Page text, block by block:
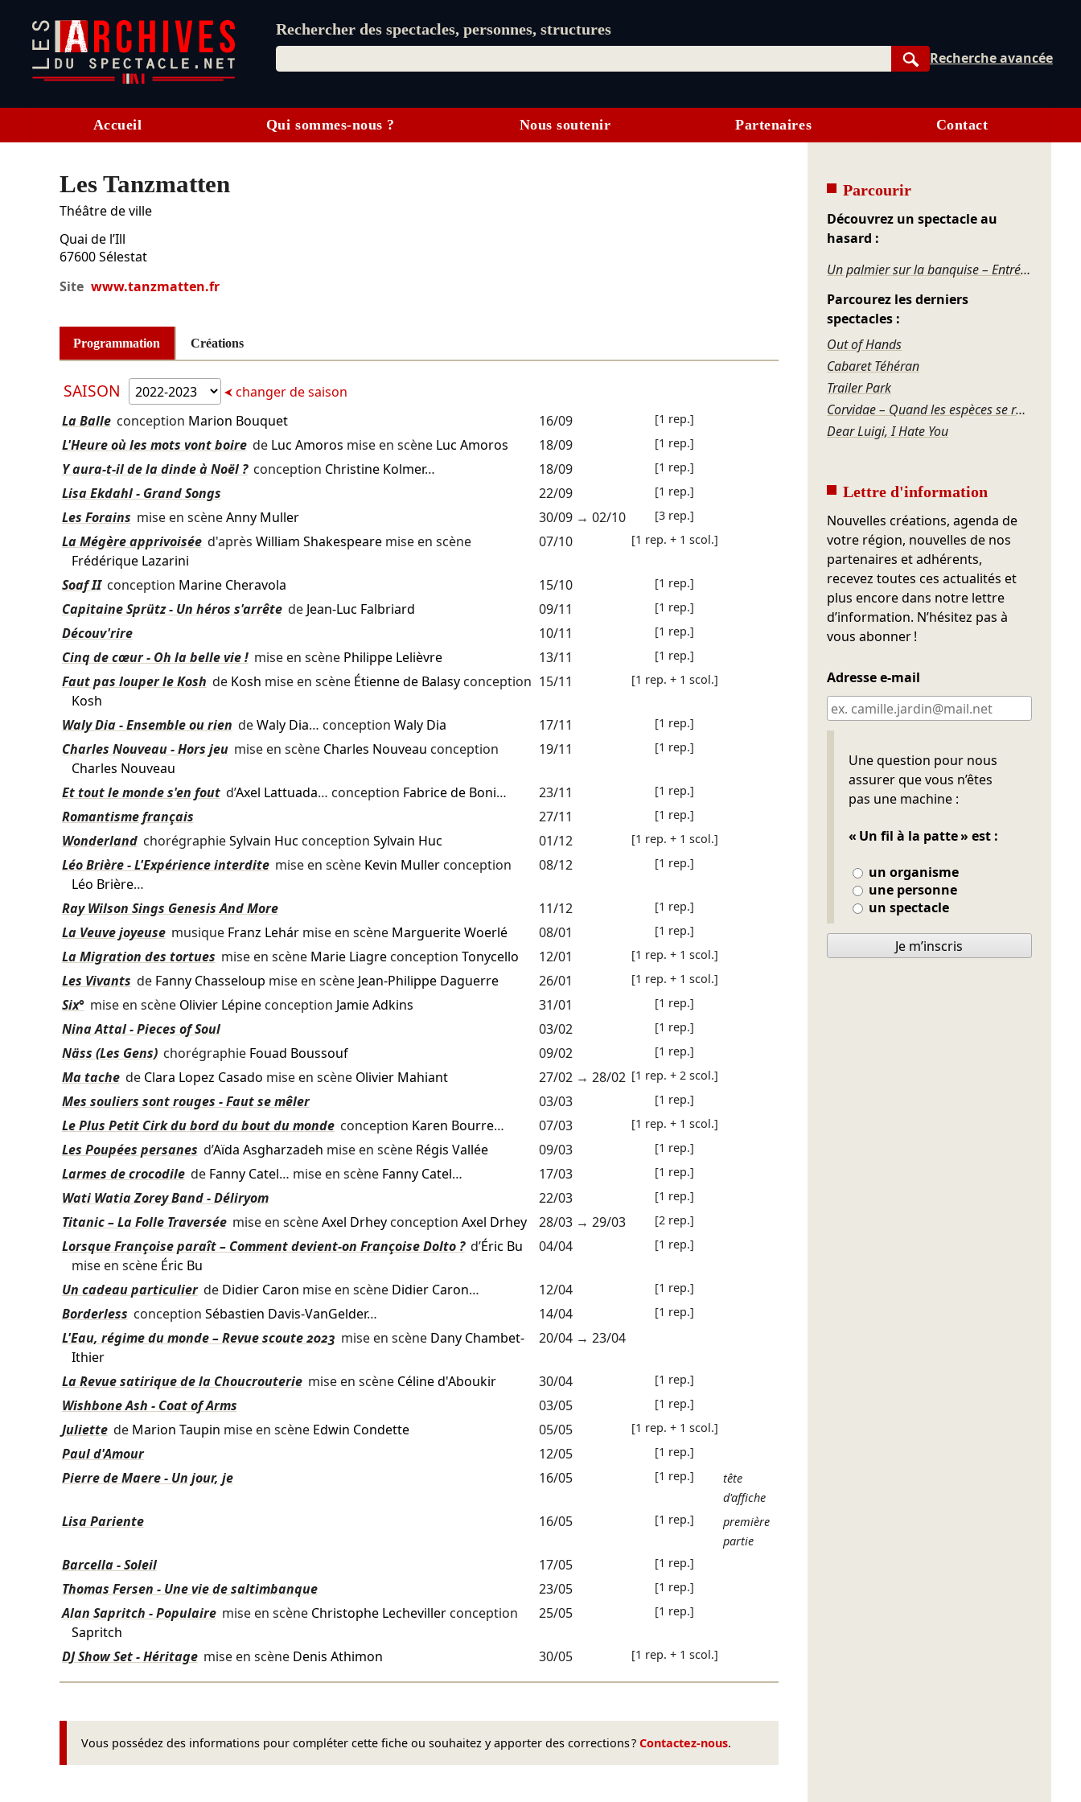
Rechercher des spectacles, personnes, structures
Rechercher
Recherche avancée
Accueil Qui sommes-nous ? Nous soutenir Partenaires Contact
Les Tanzmatten
Théâtre de ville
Quai de l’Ill
67600 Sélestat
Site www.tanzmatten.fr
Programmation Créations
SAISON
changer de saison
La Balle conception Marion Bouquet 16/09 [1 rep.]
L'Heure où les mots vont boire de Luc Amoros mise en scène Luc Amoros 18/09 [1 rep.]
Y aura-t-il de la dinde à Noël ? conception Christine Kolmer… 18/09 [1 rep.]
Lisa Ekdahl - Grand Songs 22/09 [1 rep.]
Les Forains mise en scèneAnny Muller 30/09→ 02/10 [3 rep.]
La Mégère apprivoisée d'après William Shakespearemise en scène
Frédérique Lazarini
07/10 [1 rep. + 1 scol.]
Soaf II conception Marine Cheravola 15/10 [1 rep.]
Capitaine Sprütz - Un héros s'arrête de Jean-Luc Falbriard 09/11 [1 rep.]
Découv'rire 10/11 [1 rep.]
Cinq de cœur - Oh la belle vie ! mise en scène Philippe Lelièvre 13/11 [1 rep.]
Faut pas louper le Kosh de Kosh mise en scène Étienne de Balasyconception
Kosh
15/11 [1 rep. + 1 scol.]
Waly Dia - Ensemble ou rien deWaly Dia… conception Waly Dia 17/11 [1 rep.]
Charles Nouveau - Hors jeu mise en scène Charles Nouveau conception
Charles Nouveau
19/11 [1 rep.]
Et tout le monde s'en fout d’Axel Lattuada… conception Fabrice de Boni… 23/11 [1 rep.]
Romantisme français 27/11 [1 rep.]
Wonderland chorégraphieSylvain Huc conception Sylvain Huc 01/12 [1 rep. + 1 scol.]
Léo Brière - L'Expérience interdite mise en scène Kevin Mullerconception
Léo Brière…
08/12 [1 rep.]
Ray Wilson Sings Genesis And More 11/12 [1 rep.]
La Veuve joyeuse musique Franz Lehármise en scène Marguerite Woerlé 08/01 [1 rep.]
La Migration des tortues mise en scène Marie Liagreconception Tonycello 12/01 [1 rep. + 1 scol.]
Les Vivants de Fanny Chasseloup mise en scène Jean-Philippe Daguerre 26/01 [1 rep. + 1 scol.]
Six° mise en scène Olivier Lépineconception Jamie Adkins 31/01 [1 rep.]
Nina Attal - Pieces of Soul 03/02 [1 rep.]
Näss (Les Gens) chorégraphie Fouad Boussouf 09/02 [1 rep.]
Ma tache de Clara Lopez Casado mise en scène Olivier Mahiant 27/02→ 28/02 [1 rep. + 2 scol.]
Mes souliers sont rouges - Faut se mêler 03/03 [1 rep.]
Le Plus Petit Cirk du bord du bout du monde conception Karen Bourre… 07/03 [1 rep. + 1 scol.]
Les Poupées persanes d’Aïda Asgharzadeh mise en scène Régis Vallée 09/03 [1 rep.]
Larmes de crocodile de Fanny Catel… mise en scène Fanny Catel… 17/03 [1 rep.]
Wati Watia Zorey Band - Déliryom 22/03 [1 rep.]
Titanic – La Folle Traversée mise en scèneAxel Drheyconception Axel Drhey 28/03→ 29/03 [2 rep.]
Lorsque Françoise paraît – Comment devient-on Françoise Dolto ? d’Éric Bu
mise en scène Éric Bu
04/04 [1 rep.]
Un cadeau particulier de Didier Caron mise en scène Didier Caron… 12/04 [1 rep.]
Borderless conception Sébastien Davis-VanGelder… 14/04 [1 rep.]
L'Eau, régime du monde – Revue scoute 2023 mise en scène Dany Chambet-
Ithier
20/04→ 23/04
La Revue satirique de la Choucrouterie mise en scène Céline d'Aboukir 30/04 [1 rep.]
Wishbone Ash - Coat of Arms 03/05 [1 rep.]
Juliette de Marion Taupin mise en scène Edwin Condette 05/05 [1 rep. + 1 scol.]
Paul d'Amour 12/05 [1 rep.]
Pierre de Maere - Un jour, je 16/05 [1 rep.]
tête
d'affiche
Lisa Pariente 16/05 [1 rep.]
première
partie
Barcella - Soleil 17/05 [1 rep.]
Thomas Fersen - Une vie de saltimbanque 23/05 [1 rep.]
Alan Sapritch - Populaire mise en scène Christophe Lechevillerconception
Sapritch
25/05 [1 rep.]
DJ Show Set - Héritage mise en scène Denis Athimon 30/05 [1 rep. + 1 scol.]
Vous possédez des informations pour compléter cette fiche ou souhaitez y apporter des corrections ? Contactez-nous.
Parcourir
Découvrez un spectacle au
hasard :
Un palmier sur la banquise – Entrées pour rire et pour réver
Parcourez les derniers
spectacles :
Out of Hands
Cabaret Téhéran
Trailer Park
Corvidae – Quand les espèces se regardent
Dear Luigi, I Hate You
Lettre d'information
Nouvelles créations, agenda de
votre région, nouvelles de nos
partenaires et adhérents,
recevez toutes ces actualités et
plus encore dans notre lettre
d’information. N’hésitez pas à
vous abonner !
Adresse e-mail
Une question pour nous
assurer que vous n’êtes
pas une machine :
« Un fil à la patte » est :
un organisme
une personne
un spectacle
Ne pas remplir
Je m’inscris